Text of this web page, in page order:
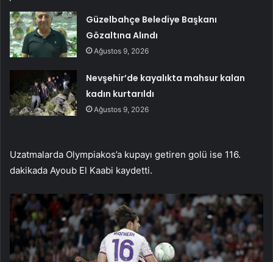
Güzelbahçe Belediye Başkanı
Gözaltına Alındı
Ağustos 9, 2026
Nevşehir’de kayalıkta mahsur kalan
kadın kurtarıldı
Ağustos 9, 2026
Uzatmalarda Olympiakos’a kupayı getiren golü ise 116.
dakikada Ayoub El Kaabi kaydetti.